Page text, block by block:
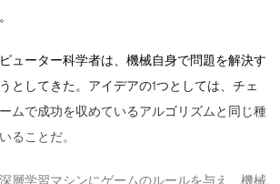
ューター科学者は、機械自身で問題を解決す
としてきた。アイデアの1つとしては、チェ
ムで成功を収めているアルゴリズムと同じ種
ることだ。
層学習マシンにゲームのルールを与え、機械